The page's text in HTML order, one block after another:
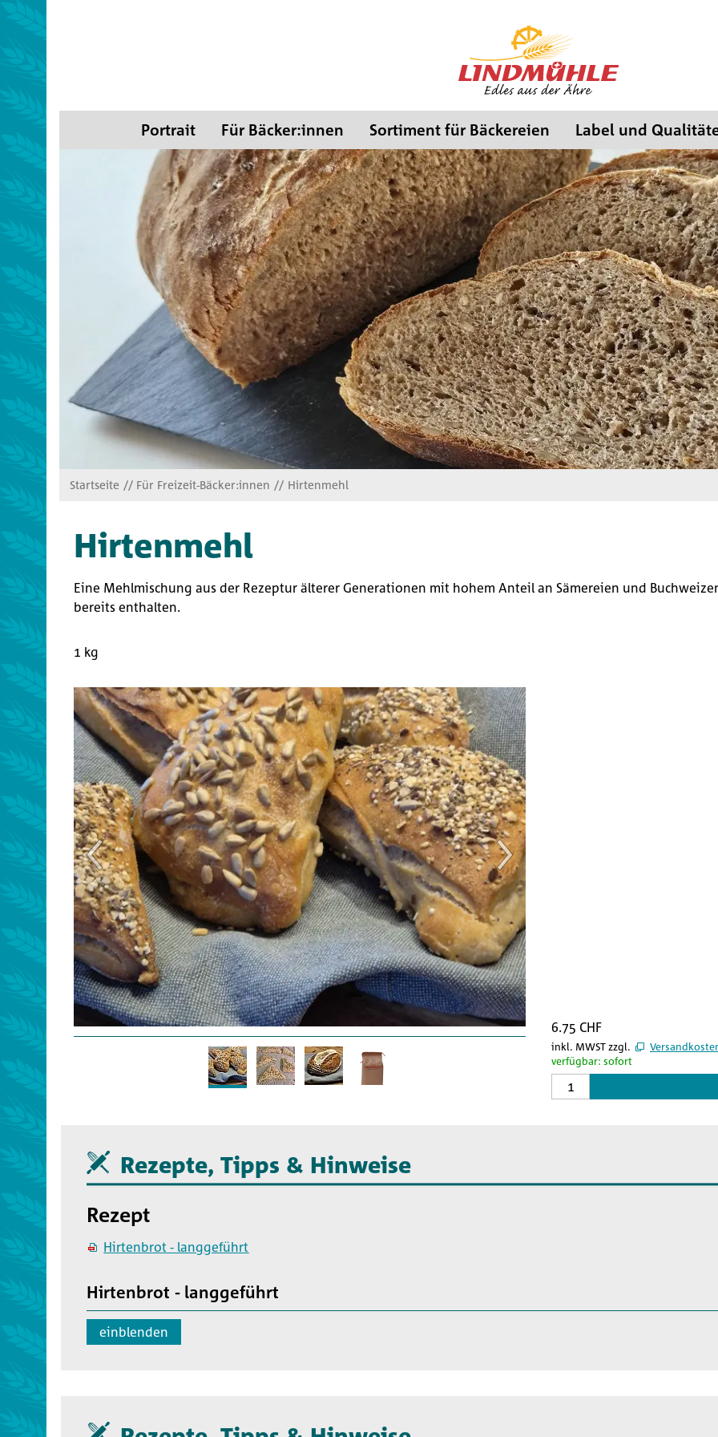
Portrait Für Bäcker:innen Sortiment für Bäckereien Label und
Startseite Für Freizeit-Bäcker:innen Hirtenmehl
Hirtenmehl
Eine Mehlmischung aus der Rezeptur älterer Generationen mit hohem Anteil an Sämereien und
bereits enthalten.
1 kg
6.75 CHF
inkl. MWST zzgl.
verfügbar: sofort
Rezepte, Tipps & Hinweise
Rezept
Hirtenbrot - langgeführt
Hirtenbrot - langgeführt
Vor- und Zubereitung: 30 min
Stockgare: 30min
einblenden